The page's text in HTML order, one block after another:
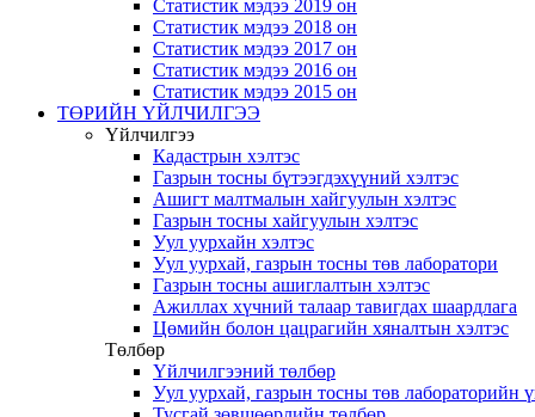
Статистик мэдээ 2019 он
Статистик мэдээ 2018 он
Статистик мэдээ 2017 он
Статистик мэдээ 2016 он
Статистик мэдээ 2015 он
ТӨРИЙН ҮЙЛЧИЛГЭЭ
Үйлчилгээ
Кадастрын хэлтэс
Газрын тосны бүтээгдэхүүний хэлтэс
Ашигт малтмалын хайгуулын хэлтэс
Газрын тосны хайгуулын хэлтэс
Уул уурхайн хэлтэс
Уул уурхай, газрын тосны төв лаборатори
Газрын тосны ашиглалтын хэлтэс
Ажиллах хүчний талаар тавигдах шаардлага
Цөмийн болон цацрагийн хяналтын хэлтэс
Төлбөр
Үйлчилгээний төлбөр
Уул уурхай, газрын тосны төв лабораторийн